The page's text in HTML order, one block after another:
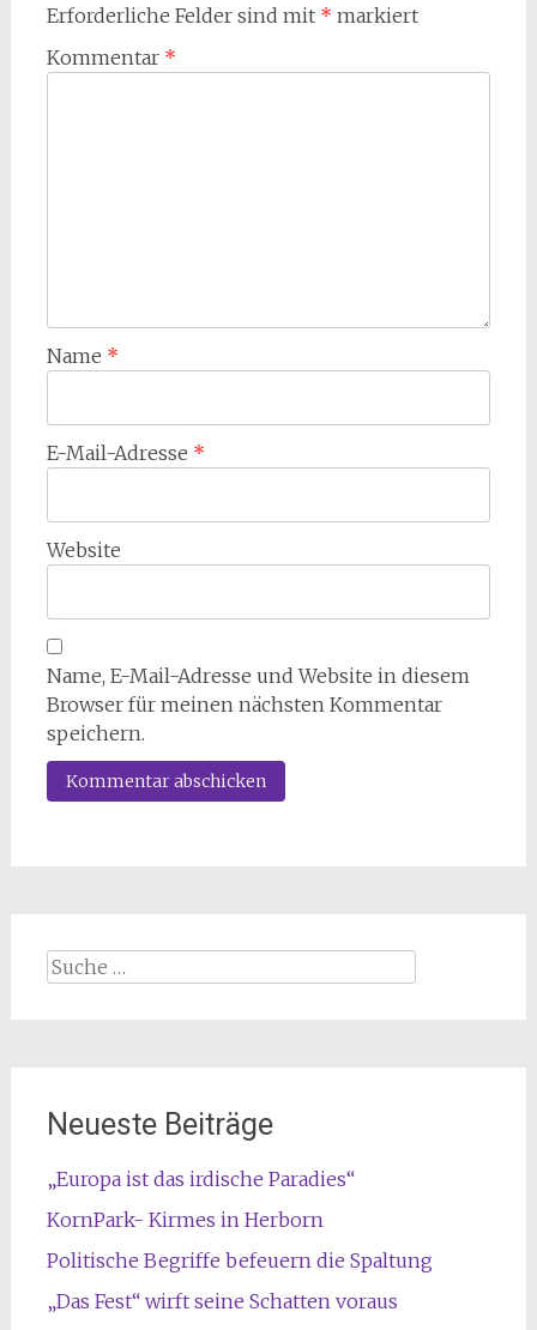
Erforderliche Felder sind mit * markiert
Kommentar *
Name *
E-Mail-Adresse *
Website
Name, E-Mail-Adresse und Website in diesem
Browser für meinen nächsten Kommentar
speichern.
Suche
nach:
Neueste Beiträge
„Europa ist das irdische Paradies“
KornPark- Kirmes in Herborn
Politische Begriffe befeuern die Spaltung
„Das Fest“ wirft seine Schatten voraus